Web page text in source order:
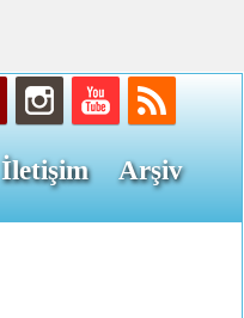
İletişim Arşiv